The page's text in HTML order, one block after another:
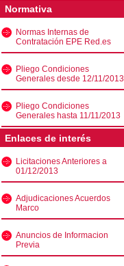
Normativa
Normas Internas de
Contratación EPE Red.es
Pliego Condiciones
Generales desde 12/11/2013
Pliego Condiciones
Generales hasta 11/11/2013
Enlaces de interés
Licitaciones Anteriores a
01/12/2013
Adjudicaciones Acuerdos
Marco
Anuncios de Informacion
Previa